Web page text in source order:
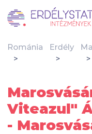
Románia Erdély
Viteazul"
-